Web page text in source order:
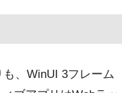
、WinUI 3フレーム